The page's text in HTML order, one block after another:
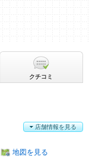
地図を見る
店舗情報を見る
クチコミ